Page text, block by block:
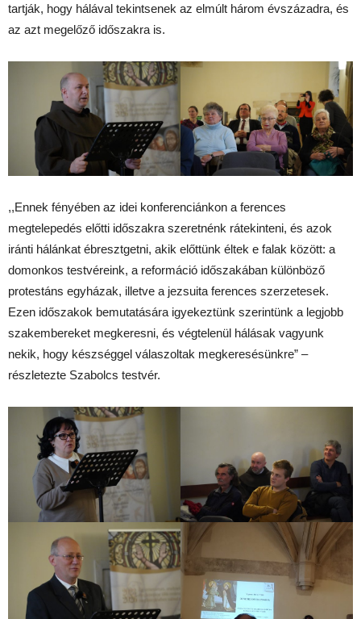
tartják, hogy hálával tekintsenek az elmúlt három évszázadra, és
az azt megelőző időszakra is.
,,Ennek fényében az idei konferenciánkon a ferences
megtelepedés előtti időszakra szeretnénk rátekinteni, és azok
iránti hálánkat ébresztgetni, akik előttünk éltek e falak között: a
domonkos testvéreink, a reformáció időszakában különböző
protestáns egyházak, illetve a jezsuita ferences szerzetesek.
Ezen időszakok bemutatására igyekeztünk szerintünk a legjobb
szakembereket megkeresni, és végtelenül hálásak vagyunk
nekik, hogy készséggel válaszoltak megkeresésünkre” –
részletezte Szabolcs testvér.